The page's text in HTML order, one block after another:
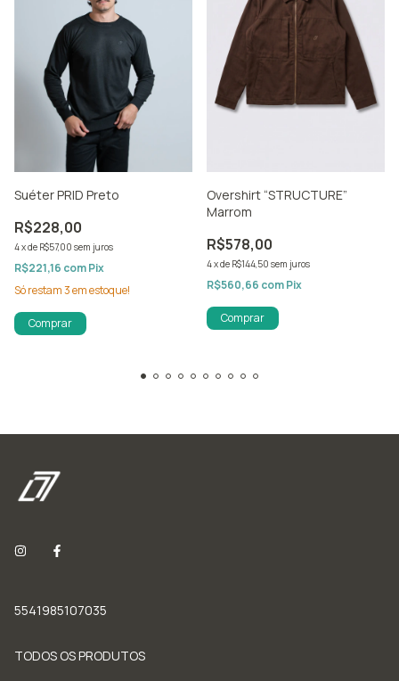
Suéter PRID Preto
R$228,00
4xde R$57,00 sem juros
R$221,16 comPix
Só restam3em estoque!
Comprar
Overshirt “STRUCTURE”
Marrom
R$578,00
4xde R$144,50 sem juros
R$560,66 comPix
Comprar
5541985107035
TODOS OS PRODUTOS